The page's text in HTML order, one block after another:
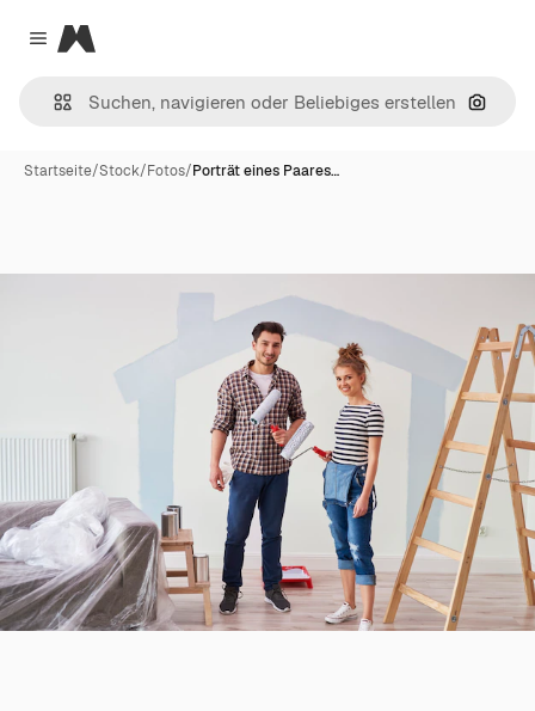
Close menu
Magnific
Nach
Startseite/Stock/Fotos/Porträt eines Paares…